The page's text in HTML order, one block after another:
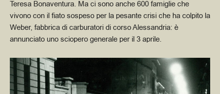
Teresa Bonaventura. Ma ci sono anche 600 famiglie che
vivono con il fiato sospeso per la pesante crisi che ha colpito la
Weber, fabbrica di carburatori di corso Alessandria: è
annunciato uno sciopero generale per il 3 aprile.